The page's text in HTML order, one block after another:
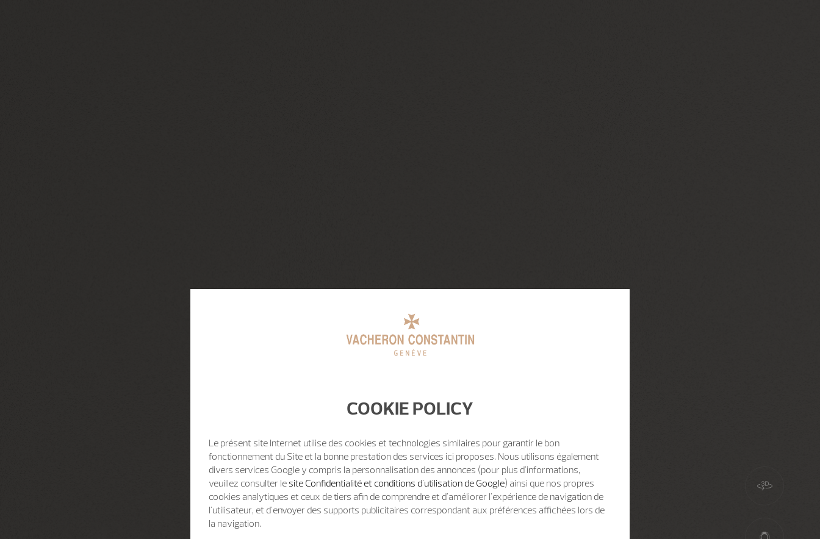
COOKIE POLICY
Le présent site Internet utilise des cookies et technologies similaires pour garantir le bon
fonctionnement du Site et la bonne prestation des services ici proposes. Nous utilisons également
divers services Google y compris la personnalisation des annonces (pour plus d'informations,
veuillez consulter le site Confidentialité et conditions d'utilisation de Google) ainsi que nos propres
cookies analytiques et ceux de tiers afin de comprendre et d'améliorer l'expérience de navigation de
l'utilisateur, et d'envoyer des supports publicitaires correspondant aux préférences affichées lors de
la navigation.